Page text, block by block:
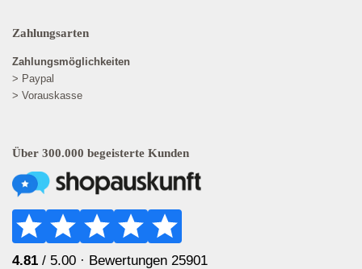
Zahlungsarten
Zahlungsmöglichkeiten
> Paypal
> Vorauskasse
Über 300.000 begeisterte Kunden
4.81 / 5.00 · Bewertungen 25901